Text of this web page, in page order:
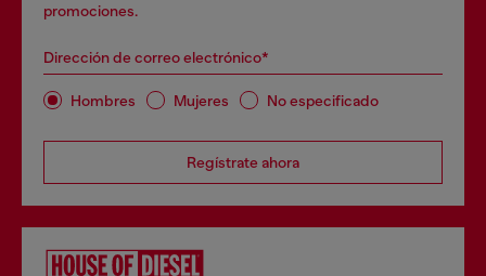
promociones.
Dirección de correo electrónico*
Hombres Mujeres No especificado
Regístrate ahora